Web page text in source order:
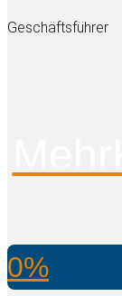
Geschäftsführer
0%